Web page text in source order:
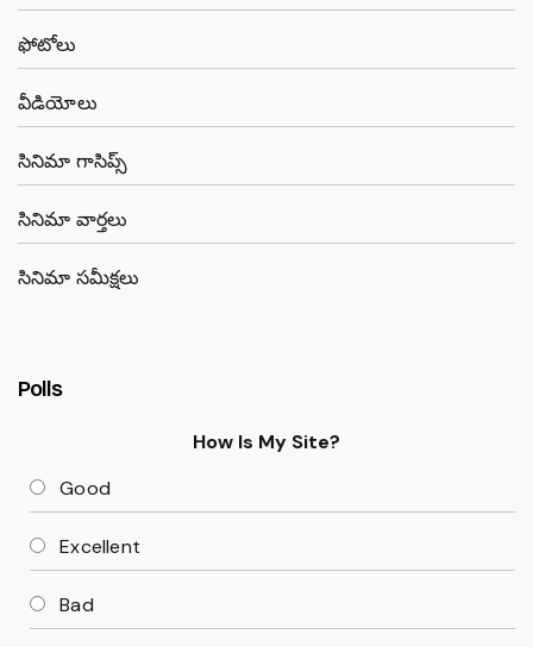
ఫోటోలు
వీడియోలు
సినిమా గాసిప్స్
సినిమా వార్తలు
సినిమా సమీక్షలు
Polls
How Is My Site?
Good
Excellent
Bad